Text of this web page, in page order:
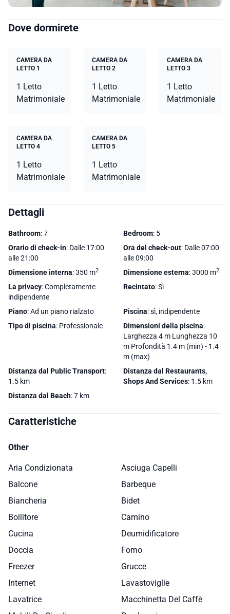
Dove dormirete
CAMERA DA
LETTO 1
1 Letto
Matrimoniale
CAMERA DA
LETTO 2
1 Letto
Matrimoniale
CAMERA DA
LETTO 3
1 Letto
Matrimoniale
CAMERA DA
LETTO 4
1 Letto
Matrimoniale
CAMERA DA
LETTO 5
1 Letto
Matrimoniale
Dettagli
Bathroom: 7 Bedroom: 5
Orario di check-in: Dalle 17:00
alle 21:00
Ora del check-out: Dalle 07:00
alle 09:00
Dimensione interna: 350 m2 Dimensione esterna: 3000 m2
La privacy: Completamente
indipendente
Recintato: Sì
Piano: Ad un piano rialzato Piscina: sì, indipendente
Tipo di piscina: Professionale Dimensioni della piscina:
Larghezza 4 m Lunghezza 10
m Profondità 1.4 m (min) - 1.4
m (max)
Distanza dal Public Transport:
1.5 km
Distanza dal Restaurants,
Shops And Services: 1.5 km
Distanza dal Beach: 7 km
Caratteristiche
Other
Aria Condizionata
Asciuga Capelli
Balcone
Barbeque
Biancheria
Bidet
Bollitore
Camino
Cucina
Deumidificatore
Doccia
Forno
Freezer
Grucce
Internet
Lavastoviglie
Lavatrice
Macchinetta Del Caffè